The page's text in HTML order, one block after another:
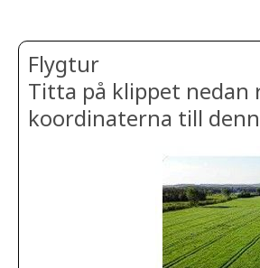
Flygtur
Titta på klippet
koordinaterna till